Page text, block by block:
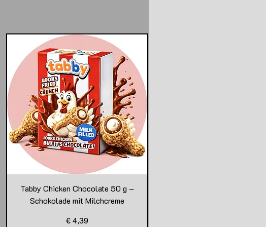
Tabby Chicken Chocolate 50 g –
Schokolade mit Milchcreme
Preis
€ 4,39